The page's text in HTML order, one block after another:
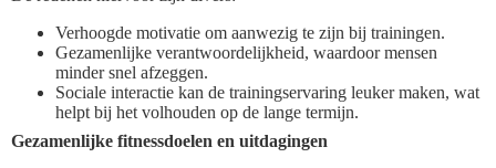
Verhoogde motivatie om aanwezig te zijn bij trainingen.
Gezamenlijke verantwoordelijkheid, waardoor mensen
minder snel afzeggen.
Sociale interactie kan de trainingservaring leuker maken, wat
helpt bij het volhouden op de lange termijn.
Gezamenlijke fitnessdoelen en uitdagingen